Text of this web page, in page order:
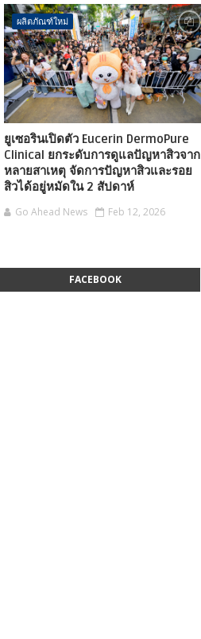
ผลิตภัณฑ์ใหม่
ยูเซอรินเปิดตัว Eucerin DermoPure
Clinical ยกระดับการดูแลปัญหาสิวจาก
หลายสาเหตุ จัดการปัญหาสิวและรอย
สิวได้อยู่หมัดใน 2 สัปดาห์
Go Ahead News Feb 12, 2026
FACEBOOK